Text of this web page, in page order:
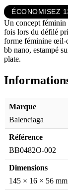
ÉCONOMISEZ
Un concept féminin
fois lors du défilé
forme féminine œil-
bb nano, estampé
plate.
Référence
BB0482O-002
Dimensions
145 × 16 × 56 mm
Marque
Balenciaga